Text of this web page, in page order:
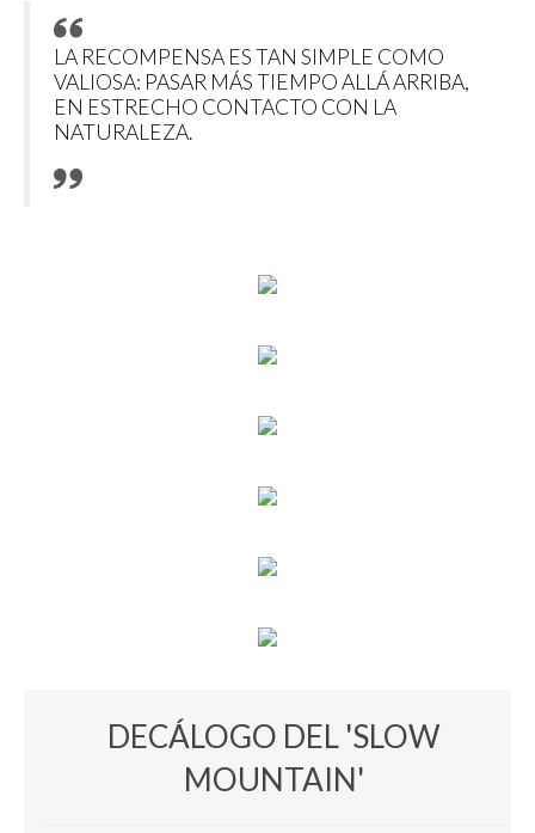
LA RECOMPENSA ES TAN SIMPLE COMO
VALIOSA: PASAR MÁS TIEMPO ALLÁ ARRIBA,
EN ESTRECHO CONTACTO CON LA
NATURALEZA.
DECÁLOGO DEL 'SLOW
MOUNTAIN'